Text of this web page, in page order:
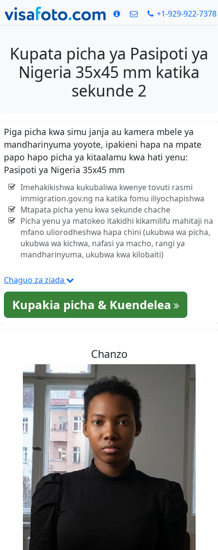
+1-929-922-7378
Kupata picha ya Pasipoti ya
Nigeria 35x45 mm katika
sekunde 2
Piga picha kwa simu janja au kamera mbele ya
mandharinyuma yoyote, ipakieni hapa na mpate
papo hapo picha ya kitaalamu kwa hati yenu:
Pasipoti ya Nigeria 35x45 mm
Imehakikishwa kukubaliwa kwenye tovuti rasmi
immigration.gov.ng na katika fomu iliyochapishwa
Mtapata picha yenu kwa sekunde chache
Picha yenu ya matokeo itakidhi kikamilifu mahitaji na
mfano uliorodheshwa hapa chini (ukubwa wa picha,
ukubwa wa kichwa, nafasi ya macho, rangi ya
mandharinyuma, ukubwa kwa kilobaiti)
Chaguo za ziada
Kupakia picha & Kuendelea
Chanzo